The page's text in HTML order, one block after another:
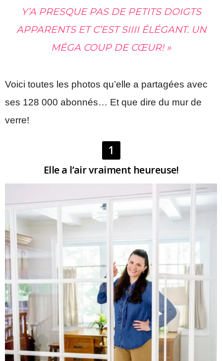
Y’A PRESQUE PAS DE PETITS DOIGTS
APPARENTS ET C’EST SIIII ÉLÉGANT. UN
MÉGA COUP DE CŒUR! »
Voici toutes les photos qu’elle a partagées avec
ses 128 000 abonnés… Et que dire du mur de
verre!
1
Elle a l’air vraiment heureuse!